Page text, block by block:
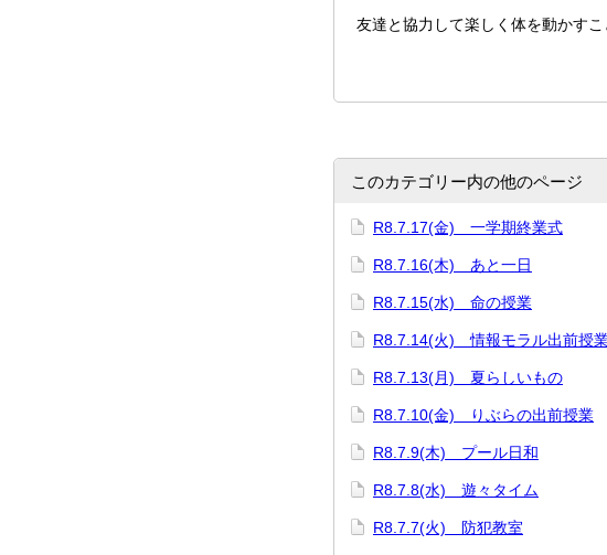
友達と協力して楽しく体を動かすこ
このカテゴリー内の他のページ
R8.7.17(金) 一学期終業式
R8.7.16(木) あと一日
R8.7.15(水) 命の授業
R8.7.14(火) 情報モラル出前授
R8.7.13(月) 夏らしいもの
R8.7.10(金) りぶらの出前授業
R8.7.9(木) プール日和
R8.7.8(水) 遊々タイム
R8.7.7(火) 防犯教室